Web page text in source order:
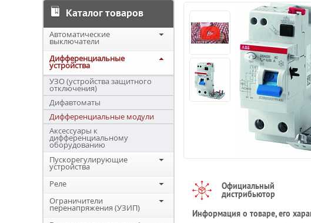
Каталог товаров
Автоматические
выключатели
Дифференциальные
устройства
УЗО (устройства защитного
отключения)
Дифавтоматы
Дифференциальные модули
Аксессуары к
дифференциальному
оборудованию
Пускорегулирующие
устройства
Реле
Ограничители
перенапряжения (УЗИП)
Официальный
дистрибьютор
Информация о товаре, его